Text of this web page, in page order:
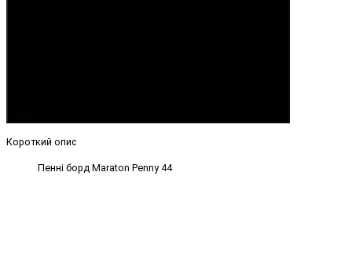
Короткий опис
Пенні борд Maraton Penny 44